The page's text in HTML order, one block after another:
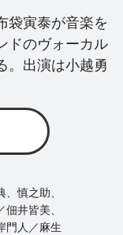
袋寅泰が音楽を
ドのヴォーカル
。出演は小越勇
慎之助、
井皆美、
門人／麻生